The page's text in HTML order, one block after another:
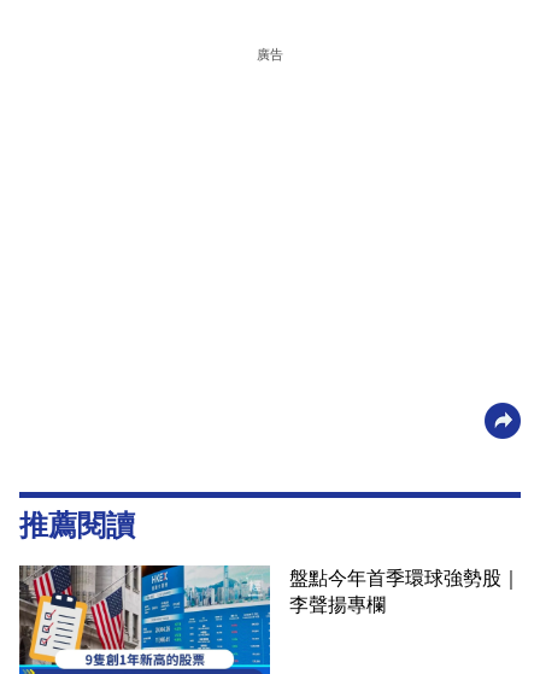
廣告
推薦閱讀
盤點今年首季環球強勢股｜
李聲揚專欄